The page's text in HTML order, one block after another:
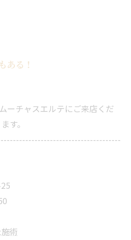
ある！
ーチャスエルテにご来店くだ
す。
術